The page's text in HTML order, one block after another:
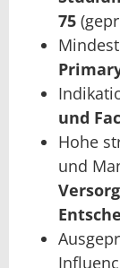
75
und
Hohe
und